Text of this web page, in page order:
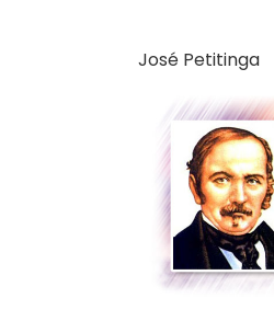
José Petitinga